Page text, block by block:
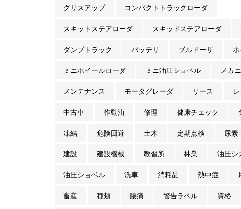
グリスアップ コンパクトトラックローダ
スキットステアローダ スキッドステアローダ
ダンプトラック バッテリ ブルドーザ
ミニホイールローダ ミニ油圧ショベル メカ
メンテナンス モータグレーダ リース
中古車 作動油 修理 健康チェック
凍結 危険回避 土木 定期点検 尿素
建設 建設機械 教習所 林業 油圧シ
油圧ショベル 洗車 消耗品 熱中症
畜産 種類 腰痛 警告ラベル 資格